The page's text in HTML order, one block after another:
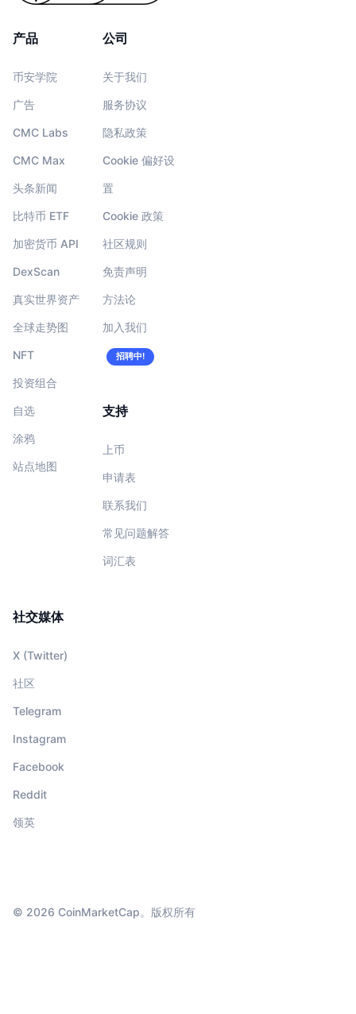
产品
币安学院
广告
CMC Labs
CMC Max
头条新闻
比特币 ETF
加密货币 API
DexScan
真实世界资产
全球走势图
NFT
投资组合
自选
涂鸦
站点地图
公司
关于我们
服务协议
隐私政策
Cookie 偏好设
置
Cookie 政策
社区规则
免责声明
方法论
加入我们
招聘中!
支持
上币
申请表
联系我们
常见问题解答
词汇表
社交媒体
X (Twitter)
社区
Telegram
Instagram
Facebook
Reddit
领英
© 2026 CoinMarketCap。版权所有